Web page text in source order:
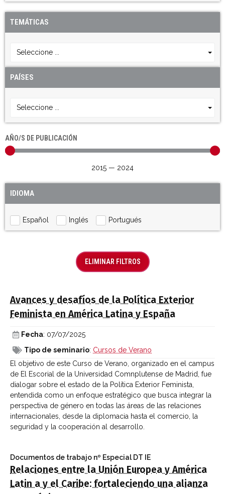
TEMÁTICAS
Seleccione ...
PAÍSES
Seleccione ...
AÑO/S DE PUBLICACIÓN
2015 — 2024
IDIOMA
Español Inglés Portugués
ELIMINAR FILTROS
Avances y desafíos de la Política Exterior
Feminista en América Latina y España
Fecha: 07/07/2025
Tipo de seminario: Cursos de Verano
El objetivo de este Curso de Verano, organizado en el campus
de El Escorial de la Universidad Comnplutense de Madrid, fue
dialogar sobre el estado de la Política Exterior Feminista,
entendida como un enfoque estratégico que busca integrar la
perspectiva de género en todas las áreas de las relaciones
internacionales, desde la diplomacia hasta el comercio, la
seguridad y la cooperación al desarrollo.
Documentos de trabajo nº Especial DT IE
Relaciones entre la Unión Europea y América
Latin a y el Caribe: fortaleciendo una alianza